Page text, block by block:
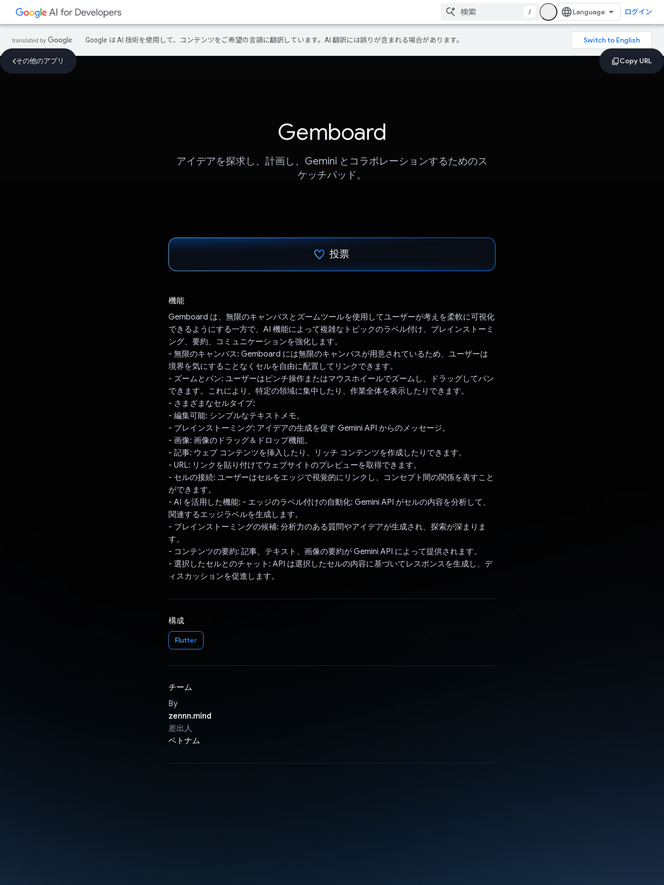
/ ログイン
Google は AI 技術を使用して、コンテンツをご希望の言語に翻訳しています。AI 翻訳には誤りが含まれる場合があります。
その他のアプリ
Gemboard
アイデアを探求し、計画し、Gemini とコラボレーションするためのス
ケッチパッド。
投票
機能
Gemboard は、無限のキャンバスとズームツールを使用してユーザーが考えを柔軟に可視化
できるようにする一方で、AI 機能によって複雑なトピックのラベル付け、ブレインストーミ
ング、要約、コミュニケーションを強化します。
- 無限のキャンバス: Gemboard には無限のキャンバスが用意されているため、ユーザーは
境界を気にすることなくセルを自由に配置してリンクできます。
- ズームとパン: ユーザーはピンチ操作またはマウスホイールでズームし、ドラッグしてパン
できます。これにより、特定の領域に集中したり、作業全体を表示したりできます。
- さまざまなセルタイプ:
- 編集可能: シンプルなテキストメモ。
- ブレインストーミング: アイデアの生成を促す Gemini API からのメッセージ。
- 画像: 画像のドラッグ＆ドロップ機能。
- 記事: ウェブ コンテンツを挿入したり、リッチ コンテンツを作成したりできます。
- URL: リンクを貼り付けてウェブサイトのプレビューを取得できます。
- セルの接続: ユーザーはセルをエッジで視覚的にリンクし、コンセプト間の関係を表すこと
ができます。
- AI を活用した機能: - エッジのラベル付けの自動化: Gemini API がセルの内容を分析して、
関連するエッジラベルを生成します。
- ブレインストーミングの候補: 分析力のある質問やアイデアが生成され、探索が深まりま
す。
- コンテンツの要約: 記事、テキスト、画像の要約が Gemini API によって提供されます。
- 選択したセルとのチャット: API は選択したセルの内容に基づいてレスポンスを生成し、デ
ィスカッションを促進します。
構成
Flutter
チーム
By
zennn.mind
差出人
ベトナム